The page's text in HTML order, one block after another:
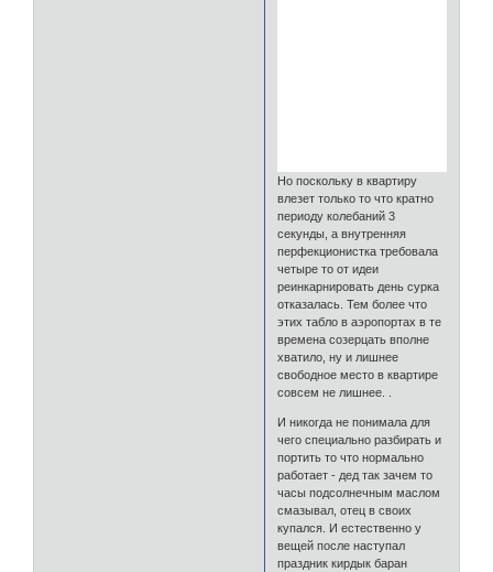
Но поскольку в квартиру
влезет только то что кратно
периоду колебаний 3
секунды, а внутренняя
перфекционистка требовала
четыре то от идеи
реинкарнировать день сурка
отказалась. Тем более что
этих табло в аэропортах в те
времена созерцать вполне
хватило, ну и лишнее
свободное место в квартире
совсем не лишнее. .
И никогда не понимала для
чего специально разбирать и
портить то что нормально
работает - дед так зачем то
часы подсолнечным маслом
смазывал, отец в своих
купался. И естественно у
вещей после наступал
праздник кирдык баран